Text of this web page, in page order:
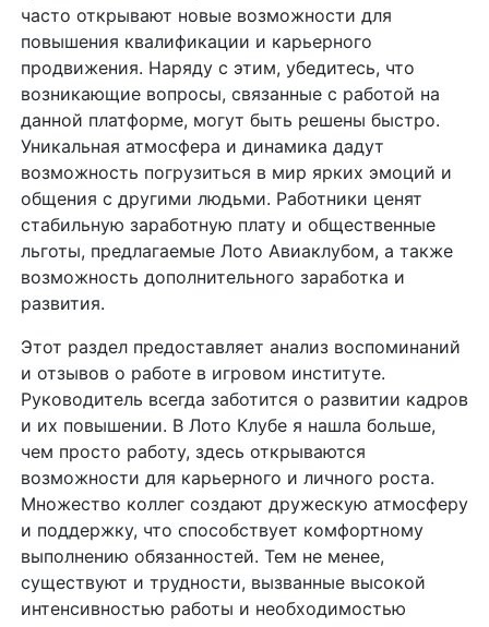
часто открывают новые возможности для
повышения квалификации и карьерного
продвижения. Наряду с этим, убедитесь, что
возникающие вопросы, связанные с работой на
данной платформе, могут быть решены быстро.
Уникальная атмосфера и динамика дадут
возможность погрузиться в мир ярких эмоций и
общения с другими людьми. Работники ценят
стабильную заработную плату и общественные
льготы, предлагаемые Лото Авиаклубом, а также
возможность дополнительного заработка и
развития.
Этот раздел предоставляет анализ воспоминаний
и отзывов о работе в игровом институте.
Руководитель всегда заботится о развитии кадров
и их повышении. В Лото Клубе я нашла больше,
чем просто работу, здесь открываются
возможности для карьерного и личного роста.
Множество коллег создают дружескую атмосферу
и поддержку, что способствует комфортному
выполнению обязанностей. Тем не менее,
существуют и трудности, вызванные высокой
интенсивностью работы и необходимостью